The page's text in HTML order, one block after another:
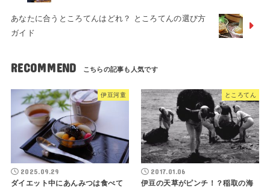
あなたに合うところてんはどれ？ ところてんの選び方
ガイド
RECOMMEND
伊豆河童
2025.09.29
ダイエット中にあんみつは食べて
ところてん
2017.01.06
伊豆の天草がピンチ！？稲取の海